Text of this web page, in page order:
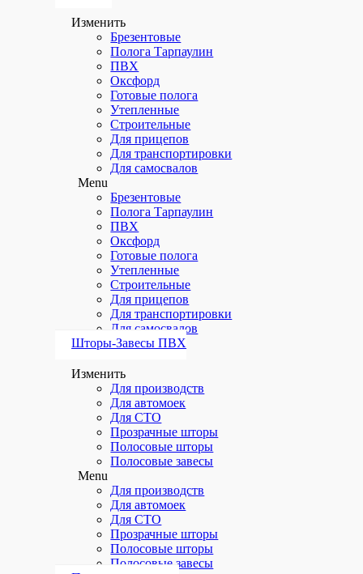
Изменить
Брезентовые
Полога Тарпаулин
ПВХ
Оксфорд
Готовые полога
Утепленные
Строительные
Для прицепов
Для транспортировки
Для самосвалов
Menu
Брезентовые
Полога Тарпаулин
ПВХ
Оксфорд
Готовые полога
Утепленные
Строительные
Для прицепов
Для транспортировки
Для самосвалов
Шторы-Завесы ПВХ
Изменить
Для производств
Для автомоек
Для СТО
Прозрачные шторы
Полосовые шторы
Полосовые завесы
Menu
Для производств
Для автомоек
Для СТО
Прозрачные шторы
Полосовые шторы
Полосовые завесы